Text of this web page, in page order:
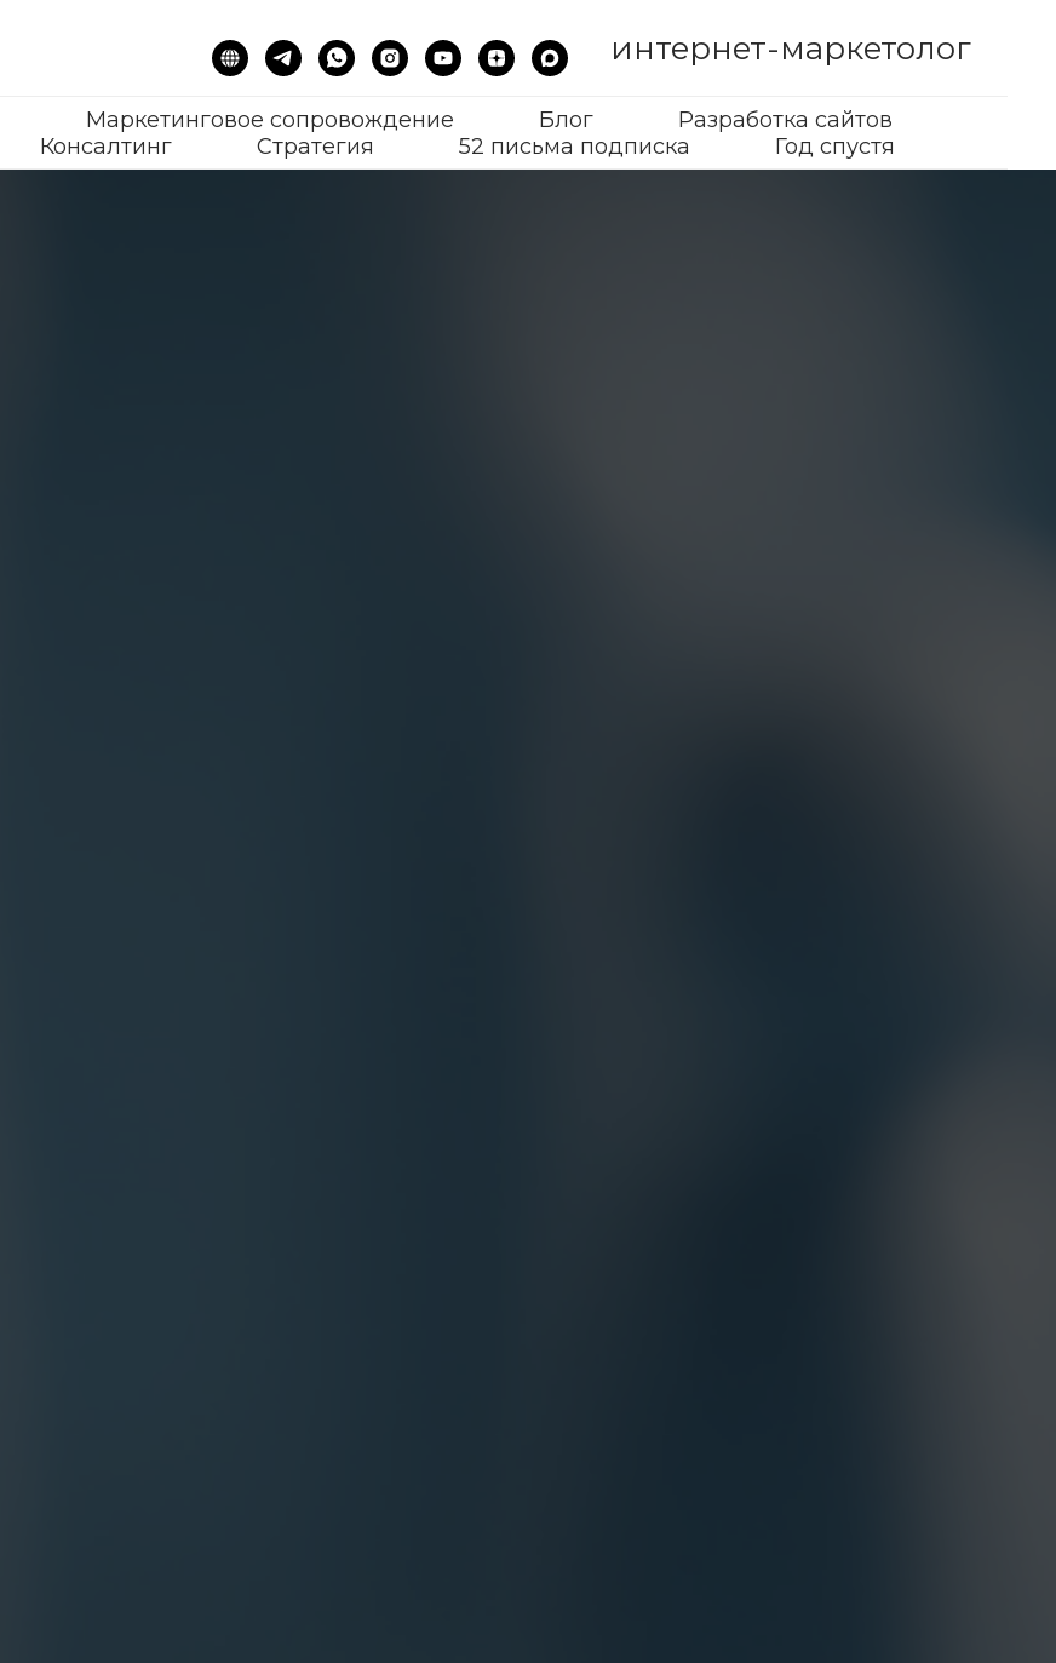
интернет-маркетолог
Маркетинговое сопровождение Блог
Разработка сайтов
Консалтинг Стратегия 52 письма подписка Год спустя